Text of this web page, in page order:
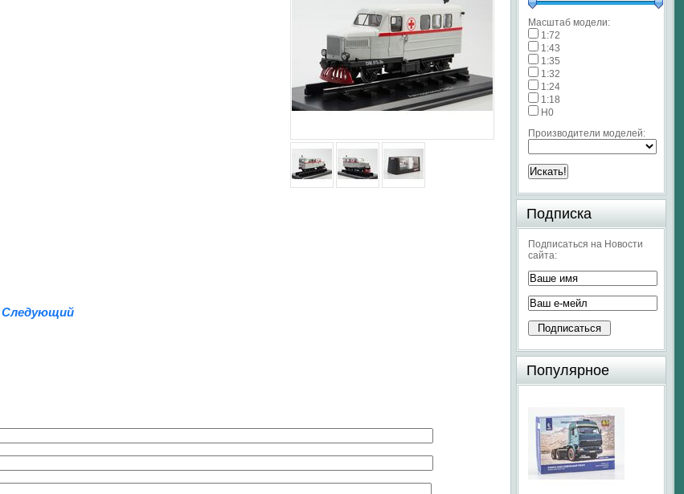
Следующий
Масштаб модели:
1:72
1:43
1:35
1:32
1:24
1:18
H0
Производители моделей:
Подписка
Подписаться на Новости
сайта:
Популярное